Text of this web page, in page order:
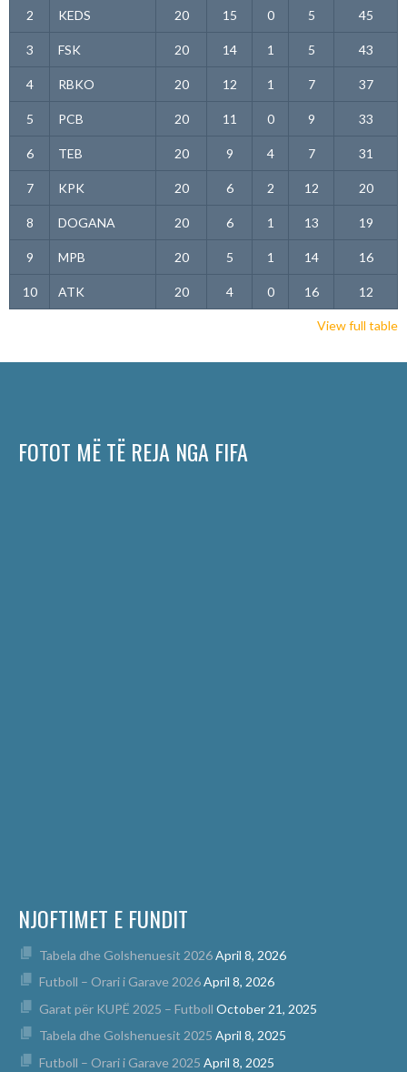
2 KEDS 20 15 0 5 45
3 FSK 20 14 1 5 43
4 RBKO 20 12 1 7 37
5 PCB 20 11 0 9 33
6 TEB 20 9 4 7 31
7 KPK 20 6 2 12 20
8 DOGANA 20 6 1 13 19
9 MPB 20 5 1 14 16
10 ATK 20 4 0 16 12
View full table
FOTOT MË TË REJA NGA FIFA
NJOFTIMET E FUNDIT
Tabela dhe Golshenuesit 2026April 8, 2026
Futboll – Orari i Garave 2026April 8, 2026
Garat për KUPË 2025 – Futboll October 21, 2025
Tabela dhe Golshenuesit 2025 April 8, 2025
Futboll – Orari i Garave 2025 April 8, 2025